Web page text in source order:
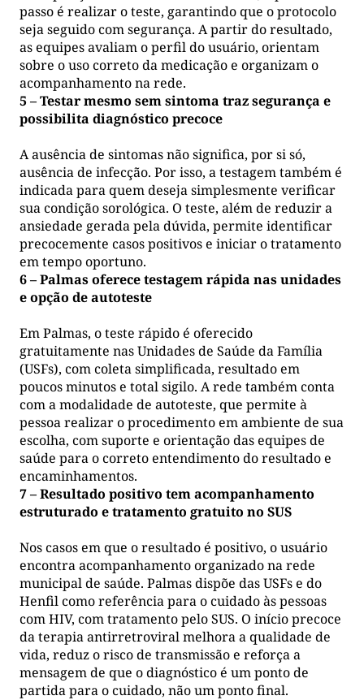
passo é realizar o teste, garantindo que o protocolo
seja seguido com segurança. A partir do resultado,
as equipes avaliam o perfil do usuário, orientam
sobre o uso correto da medicação e organizam o
acompanhamento na rede.
5 – Testar mesmo sem sintoma traz segurança e
possibilita diagnóstico precoce
A ausência de sintomas não significa, por si só,
ausência de infecção. Por isso, a testagem também é
indicada para quem deseja simplesmente verificar
sua condição sorológica. O teste, além de reduzir a
ansiedade gerada pela dúvida, permite identificar
precocemente casos positivos e iniciar o tratamento
em tempo oportuno.
6 – Palmas oferece testagem rápida nas unidades
e opção de autoteste
Em Palmas, o teste rápido é oferecido
gratuitamente nas Unidades de Saúde da Família
(USFs), com coleta simplificada, resultado em
poucos minutos e total sigilo. A rede também conta
com a modalidade de autoteste, que permite à
pessoa realizar o procedimento em ambiente de sua
escolha, com suporte e orientação das equipes de
saúde para o correto entendimento do resultado e
encaminhamentos.
7 – Resultado positivo tem acompanhamento
estruturado e tratamento gratuito no SUS
Nos casos em que o resultado é positivo, o usuário
encontra acompanhamento organizado na rede
municipal de saúde. Palmas dispõe das USFs e do
Henfil como referência para o cuidado às pessoas
com HIV, com tratamento pelo SUS. O início precoce
da terapia antirretroviral melhora a qualidade de
vida, reduz o risco de transmissão e reforça a
mensagem de que o diagnóstico é um ponto de
partida para o cuidado, não um ponto final.